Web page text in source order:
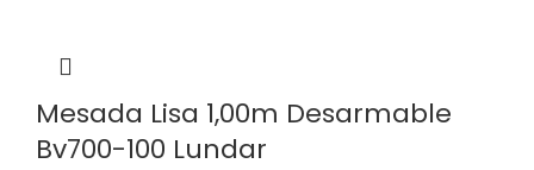
Mesada Lisa 1,00m Desarmable
Bv700-100 Lundar